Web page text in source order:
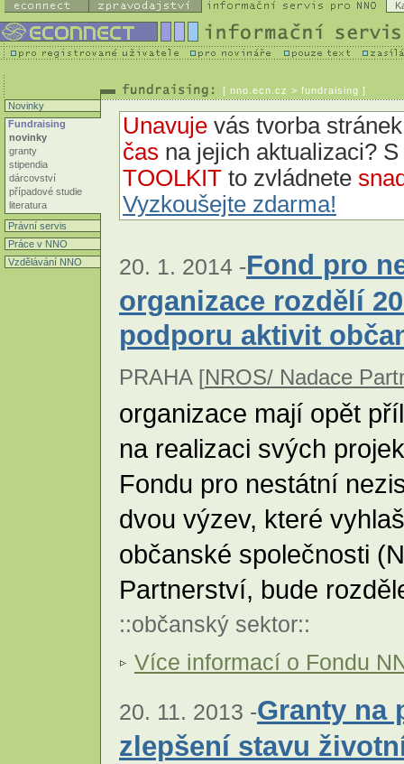
[ nno.ecn.cz > fundraising ]
Novinky
Fundraising
novinky
granty
stipendia
dárcovství
případové studie
literatura
Právní servis
Práce v NNO
Vzdělávání NNO
Unavuje vás tvorba
čas na jejich aktualizaci? S
TOOLKIT to zvládnete
Vyzkoušejte zdarma!
20. 1. 2014 -Fond pro
organizace rozdělí
podporu aktivit
PRAHA [NROS/ Nadace
organizace mají opět
na realizaci svých
Fondu pro nestátní
dvou výzev, které
občanské společnosti
Partnerství, bude
::občanský sektor::
Více informací o Fondu
20. 11. 2013 -Granty na
zlepšení stavu